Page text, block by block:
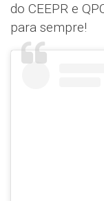
do CEEPR e
para sempre!